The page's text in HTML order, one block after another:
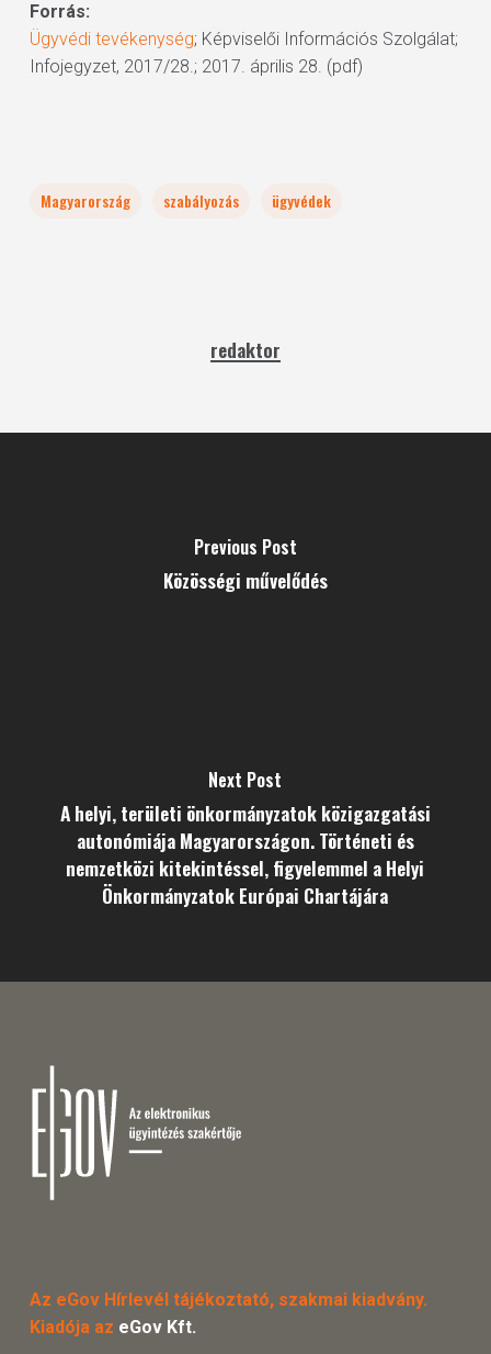
Forrás:
Ügyvédi tevékenység; Képviselői Információs Szolgálat;
Infojegyzet, 2017/28.; 2017. április 28. (pdf)
Magyarország szabályozás ügyvédek
redaktor
Previous Post
Közösségi művelődés
Next Post
A helyi, területi önkormányzatok közigazgatási
autonómiája Magyarországon. Történeti és
nemzetközi kitekintéssel, figyelemmel a Helyi
Önkormányzatok Európai Chartájára
Az eGov Hírlevél tájékoztató, szakmai kiadvány.
Kiadója az eGov Kft.